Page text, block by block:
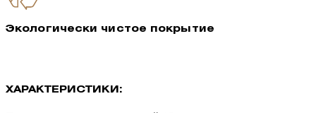
Экологически чистое покрытие
ХАРАКТЕРИСТИКИ: